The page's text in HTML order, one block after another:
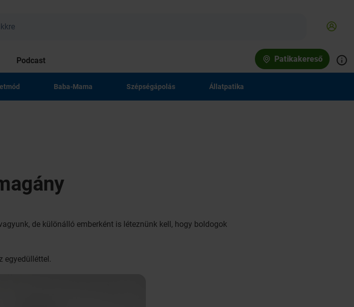
Podcast Patikakereső
Baba-Mama Szépségápolás Állatpatika
de különálló emberként is léteznünk kell, hogy boldogok
egyedülléttel.